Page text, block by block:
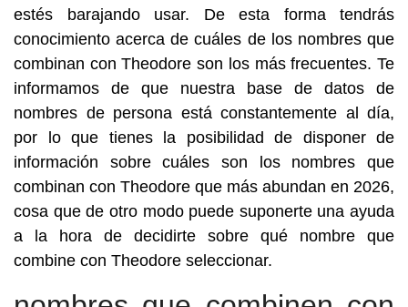
estés barajando usar. De esta forma tendrás
conocimiento acerca de cuáles de los nombres que
combinan con Theodore son los más frecuentes. Te
informamos de que nuestra base de datos de
nombres de persona está constantemente al día,
por lo que tienes la posibilidad de disponer de
información sobre cuáles son los nombres que
combinan con Theodore que más abundan en 2026,
cosa que de otro modo puede suponerte una ayuda
a la hora de decidirte sobre qué nombre que
combine con Theodore seleccionar.